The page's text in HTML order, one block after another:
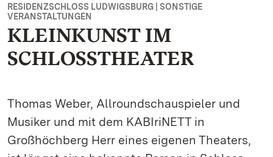
RESIDENZSCHLOSS LUDWIGSBURG | SONSTIGE
VERANSTALTUNGEN
KLEINKUNST IM
SCHLOSSTHEATER
Thomas Weber, Allroundschauspieler und
Musiker und mit dem KABIriNETT in
Großhöchberg Herr eines eigenen Theaters,